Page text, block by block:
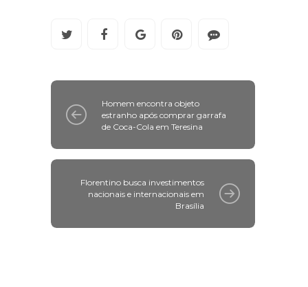
Homem encontra objeto
estranho após comprar garrafa
de Coca-Cola em Teresina
Florentino busca investimentos
nacionais e internacionais em
Brasília